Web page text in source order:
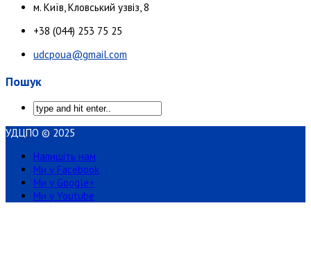
м. Київ, Кловський узвіз, 8
+38 (044) 253 75 25
udcpoua@gmail.com
Пошук
УДЦПО © 2025
Напишіть нам
Ми у Facebook
Ми у Google+
Ми у Youtube